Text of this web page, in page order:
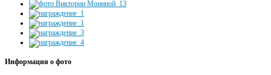
Информация о фото